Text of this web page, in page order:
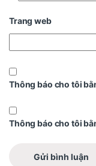
Trang web
Thông báo cho tôi
Thông báo cho tôi